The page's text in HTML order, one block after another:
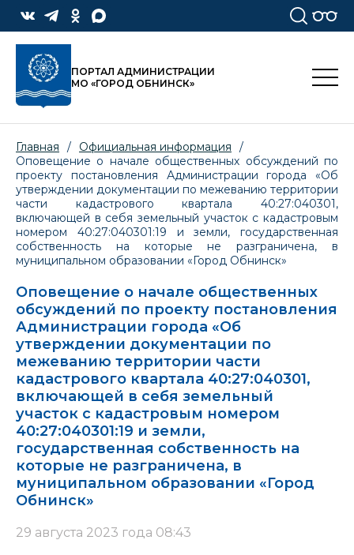
ПОРТАЛ АДМИНИСТРАЦИИ
МО «ГОРОД ОБНИНСК»
Главная / Официальная информация
/
Оповещение о начале общественных обсуждений по
проекту постановления Администрации города «Об
утверждении документации по межеванию территории
части кадастрового квартала 40:27:040301,
включающей в себя земельный участок с кадастровым
номером 40:27:040301:19 и земли, государственная
собственность на которые не разграничена, в
муниципальном образовании «Город Обнинск»
Оповещение о начале общественных
обсуждений по проекту постановления
Администрации города «Об
утверждении документации по
межеванию территории части
кадастрового квартала 40:27:040301,
включающей в себя земельный
участок с кадастровым номером
40:27:040301:19 и земли,
государственная собственность на
которые не разграничена, в
муниципальном образовании «Город
Обнинск»
29 августа 2023 года 08:43